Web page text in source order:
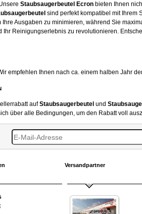
Staubsaugerbeutel Ecron bieten Ihnen
sind perfekt kompatibel mit Ihrem
Ausgaben zu minimieren, während Sie
Reinigungserlebnis zu revolutionieren.
empfehlen Ihnen nach ca. einem halben Jahr
aufStaubsaugerbeutel und
über alle Bedingungen, um den Rabatt voll
Versandpartner